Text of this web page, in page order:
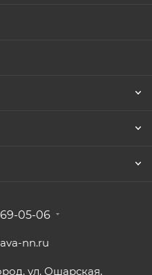
05-06
nn.ru
ул. Ошарская,